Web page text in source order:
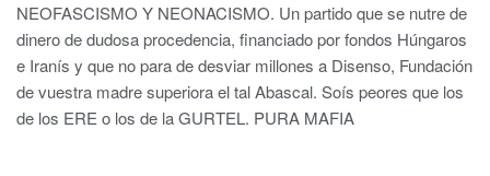
NEOFASCISMO Y NEONACISMO. Un partido que se nutre de
dinero de dudosa procedencia, financiado por fondos Húngaros
e Iranís y que no para de desviar millones a Disenso, Fundación
de vuestra madre superiora el tal Abascal. Soís peores que los
de los ERE o los de la GURTEL. PURA MAFIA